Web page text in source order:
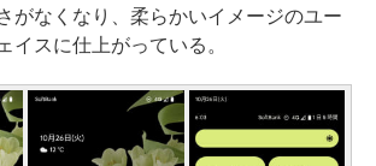
がなくなり、柔らかいイメージのユー
イスに仕上がっている。